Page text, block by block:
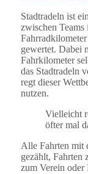
Stadtradeln ist
zwischen Teams
gewertet. Dabei
Fahrkilometer
das Stadtradeln
regt dieser
nutzen.
Vielleicht
öfter mal
Alle Fahrten mit
gezählt, Fahrten
zum Verein oder